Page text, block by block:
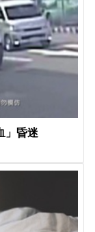
」昏迷